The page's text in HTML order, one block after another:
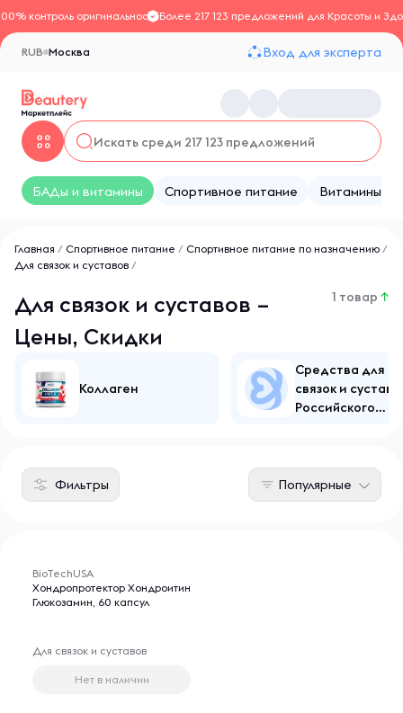
контроль оригинальностиБолее 217 123 предложений для Красоты и
Москва
RUB Вход для эксперта
БАДы и витамины Спортивное питание Витамины
Главная / Спортивное питание / Спортивное питание по назначению /
Для связок и суставов /
Для связок и суставов –
Цены, Скидки
1 товар ↑
Коллаген
Средства для
связок и
Российского
Фильтры Популярные
BioTechUSA
Хондропротектор Хондроитин
Глюкозамин, 60 капсул
Для связок и суставов
Нет в наличии